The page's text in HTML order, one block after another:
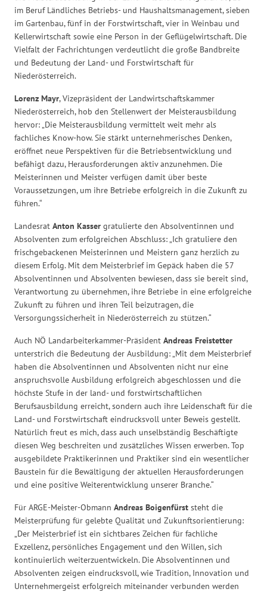
im Beruf Ländliches Betriebs- und Haushaltsmanagement, sieben
im Gartenbau, fünf in der Forstwirtschaft, vier in Weinbau und
Kellerwirtschaft sowie eine Person in der Geflügelwirtschaft. Die
Vielfalt der Fachrichtungen verdeutlicht die große Bandbreite
und Bedeutung der Land- und Forstwirtschaft für
Niederösterreich.
Lorenz Mayr, Vizepräsident der Landwirtschaftskammer
Niederösterreich, hob den Stellenwert der Meisterausbildung
hervor: „Die Meisterausbildung vermittelt weit mehr als
fachliches Know-how. Sie stärkt unternehmerisches Denken,
eröffnet neue Perspektiven für die Betriebsentwicklung und
befähigt dazu, Herausforderungen aktiv anzunehmen. Die
Meisterinnen und Meister verfügen damit über beste
Voraussetzungen, um ihre Betriebe erfolgreich in die Zukunft zu
führen.“
LandesratAnton Kasser gratulierte den Absolventinnen und
Absolventen zum erfolgreichen Abschluss: „Ich gratuliere den
frischgebackenen Meisterinnen und Meistern ganz herzlich zu
diesem Erfolg. Mit dem Meisterbrief im Gepäck haben die 57
Absolventinnen und Absolventen bewiesen, dass sie bereit sind,
Verantwortung zu übernehmen, ihre Betriebe in eine erfolgreiche
Zukunft zu führen und ihren Teil beizutragen, die
Versorgungssicherheit in Niederösterreich zu stützen.“
Auch NÖ Landarbeiterkammer-PräsidentAndreas Freistetter
unterstrich die Bedeutung der Ausbildung: „Mit dem Meisterbrief
haben die Absolventinnen und Absolventen nicht nur eine
anspruchsvolle Ausbildung erfolgreich abgeschlossen und die
höchste Stufe in der land- und forstwirtschaftlichen
Berufsausbildung erreicht, sondern auch ihre Leidenschaft für die
Land- und Forstwirtschaft eindrucksvoll unter Beweis gestellt.
Natürlich freut es mich, dass auch unselbständig Beschäftigte
diesen Weg beschreiten und zusätzliches Wissen erwerben. Top
ausgebildete Praktikerinnen und Praktiker sind ein wesentlicher
Baustein für die Bewältigung der aktuellen Herausforderungen
und eine positive Weiterentwicklung unserer Branche.“
Für ARGE-Meister-ObmannAndreas Boigenfürst steht die
Meisterprüfung für gelebte Qualität und Zukunftsorientierung:
„Der Meisterbrief ist ein sichtbares Zeichen für fachliche
Exzellenz, persönliches Engagement und den Willen, sich
kontinuierlich weiterzuentwickeln. Die Absolventinnen und
Absolventen zeigen eindrucksvoll, wie Tradition, Innovation und
Unternehmergeist erfolgreich miteinander verbunden werden